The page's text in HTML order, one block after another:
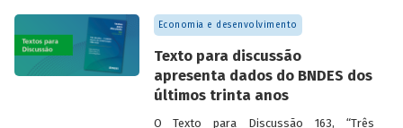
do BNDES 60.
Economia e desenvolvimento
Texto para discussão
apresenta dados do BNDES dos
últimos trinta anos
O Texto para Discussão 163, “Três